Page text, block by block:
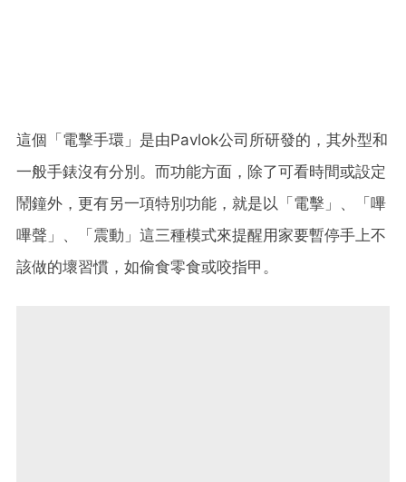
這個「電擊手環」是由Pavlok公司所研發的，其外型和
一般手錶沒有分別。而功能方面，除了可看時間或設定
鬧鐘外，更有另一項特別功能，就是以「電擊」、「嗶
嗶聲」、「震動」這三種模式來提醒用家要暫停手上不
該做的壞習慣，如偷食零食或咬指甲。